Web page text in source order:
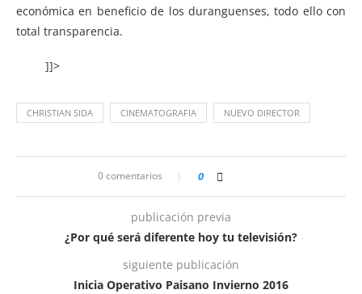
económica en beneficio de los duranguenses, todo ello con
total transparencia.
]]>
CHRISTIAN SIDA CINEMATOGRAFIA NUEVO DIRECTOR
0 comentarios 0
publicación previa
¿Por qué será diferente hoy tu televisión?
siguiente publicación
Inicia Operativo Paisano Invierno 2016